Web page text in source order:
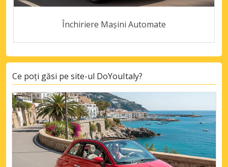
Închiriere Mașini Automate
Ce poți găsi pe site-ul DoYouItaly?